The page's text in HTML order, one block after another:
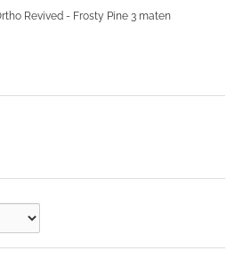
Revived - Frosty Pine 3 maten